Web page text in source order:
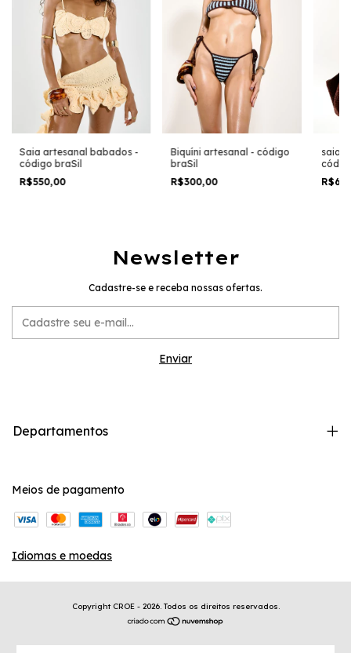
Saia artesanal babados -
código braSil
R$550,00
Biquíni artesanal - código
braSil
R$300,00
saia
Newsletter
Cadastre-se e receba nossas ofertas.
Departamentos
Meios de pagamento
Idiomas e moedas
Copyright CROE - 2026. Todos os direitos reservados.